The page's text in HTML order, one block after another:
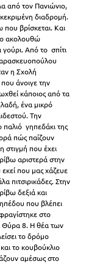
από τον Πανιώνιο,
διαδρομή.
βρίσκεται. Και
ακολουθώ
Από το  σπίτι
η Σχολή
άνοιγε την
κάποιος από τα
ένα μικρό
Την
γηπεδάκι της
πώς παίζουν
στιγμή που έχει
αριστερά στην
που μας χάζευε
πιτσιρικάδες. Στην
δεξιά και
που βλέπει
στο
Θύρα 8. Η θέα των
το δρόμο
το κουβούκλιο
αμέσως στο